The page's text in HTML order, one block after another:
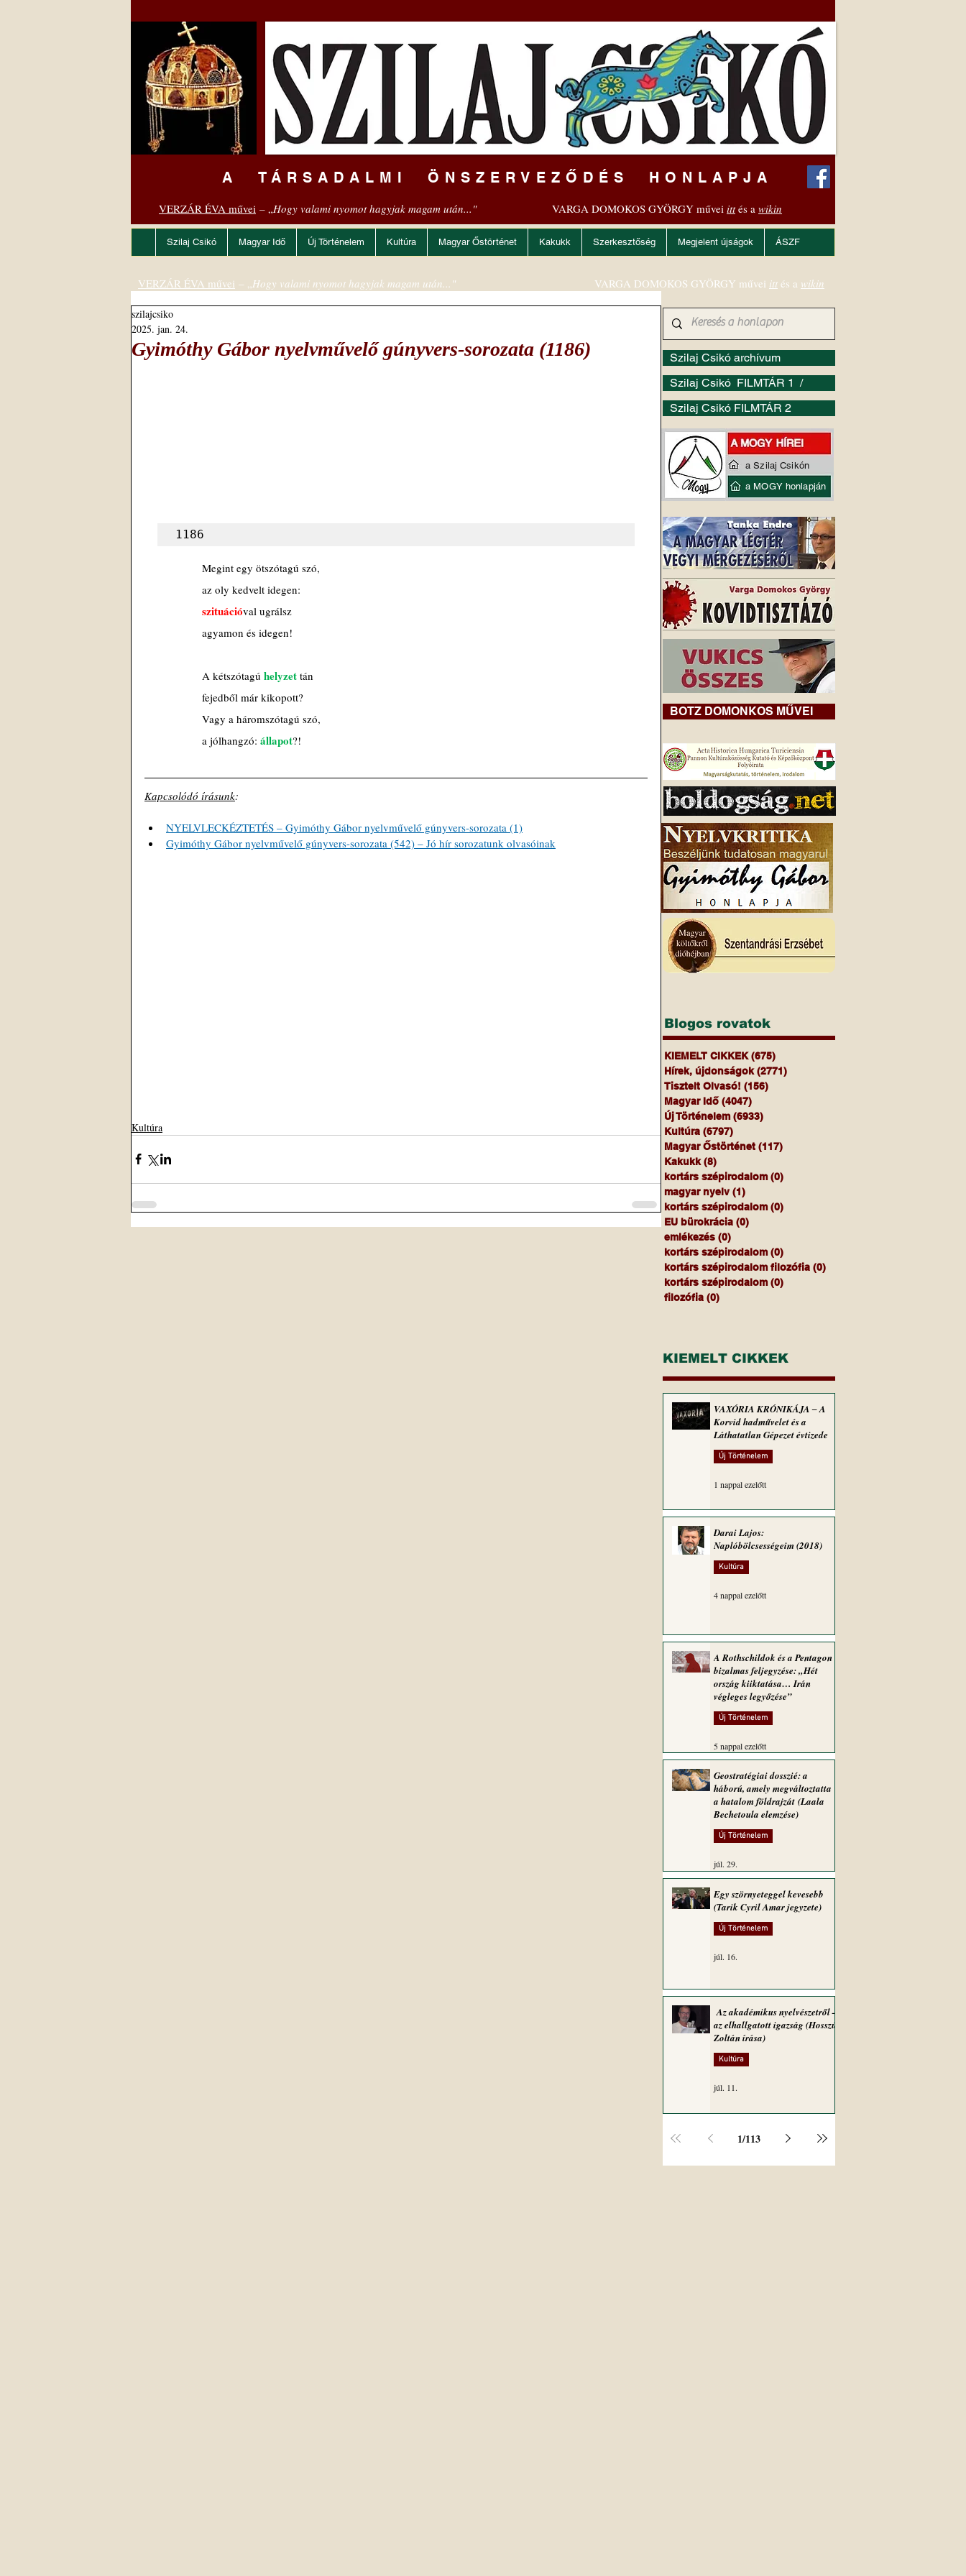
A TÁRSADALMI ÖNSZERVEZŐDÉS HONLAPJA
VERZÁR ÉVA művei – „Hogy valami nyomot hagyjak magam után..." VARGA DOMOKOS GYÖRGY művei ittés a wikin
Szilaj Csikó Magyar Idő Új Történelem Kultúra Magyar Őstörténet Kakukk Szerkesztőség Megjelent újságok ÁSZF
Gyimóthy Gábor nyelvművelő gúnyvers-sorozata (1186)
szilajcsiko
2025. jan. 24.
1186
Megint egy ötszótagú szó,
az oly kedvelt idegen:
szituációval ugrálsz
agyamon és idegen!
A kétszótagú helyzet tán
fejedből már kikopott?
Vagy a háromszótagú szó,
a jólhangzó: állapot?!
Kapcsolódó írásunk:
NYELVLECKÉZTETÉS – Gyimóthy Gábor nyelvművelő gúnyvers-sorozata (1)
Gyimóthy Gábor nyelvművelő gúnyvers-sorozata (542) – Jó hír sorozatunk olvasóinak
Kultúra
Szilaj Csikó archívum
Szilaj Csikó FILMTÁR 1 /
Szilaj Csikó FILMTÁR 2
VERZÁR ÉVA művei – „Hogy valami nyomot hagyjak magam után..." VARGA DOMOKOS GYÖRGY művei itt és a wikin
BOTZ DOMONKOS MŰVEI
Blogos rovatok
KIEMELT CIKKEK (675)
Hírek, újdonságok (2771)
Tisztelt Olvasó! (156)
Magyar Idő (4047)
Új Történelem (6933)
Kultúra (6797)
Magyar Őstörténet (117)
Kakukk (8)
kortárs szépirodalom (0)
magyar nyelv (1)
kortárs szépirodalom (0)
EU bürokrácia (0)
emlékezés (0)
kortárs szépirodalom (0)
kortárs szépirodalom filozófia (0)
kortárs szépirodalom (0)
filozófia (0)
KIEMELT CIKKEK
VAXÓRIA KRÓNIKÁJA ‒ A
Korvid hadművelet és a
Láthatatlan Gépezet évtizede
Új Történelem
1 nappal ezelőtt
Darai Lajos:
Naplóbölcsességeim (2018)
Kultúra
4 nappal ezelőtt
A Rothschildok és a Pentagon
bizalmas feljegyzése: „Hét
ország kiiktatása… Irán
végleges legyőzése”
Új Történelem
5 nappal ezelőtt
Geostratégiai dosszié: a
háború, amely megváltoztatta
a hatalom földrajzát (Laala
Bechetoula elemzése)
Új Történelem
júl. 29.
Egy szörnyeteggel kevesebb
(Tarik Cyril Amar jegyzete)
Új Történelem
júl. 16.
Az akadémikus nyelvészetről –
az elhallgatott igazság (Hosszú
Zoltán írása)
Kultúra
júl. 11.
1/113
a Szilaj Csikón
a MOGY honlapján